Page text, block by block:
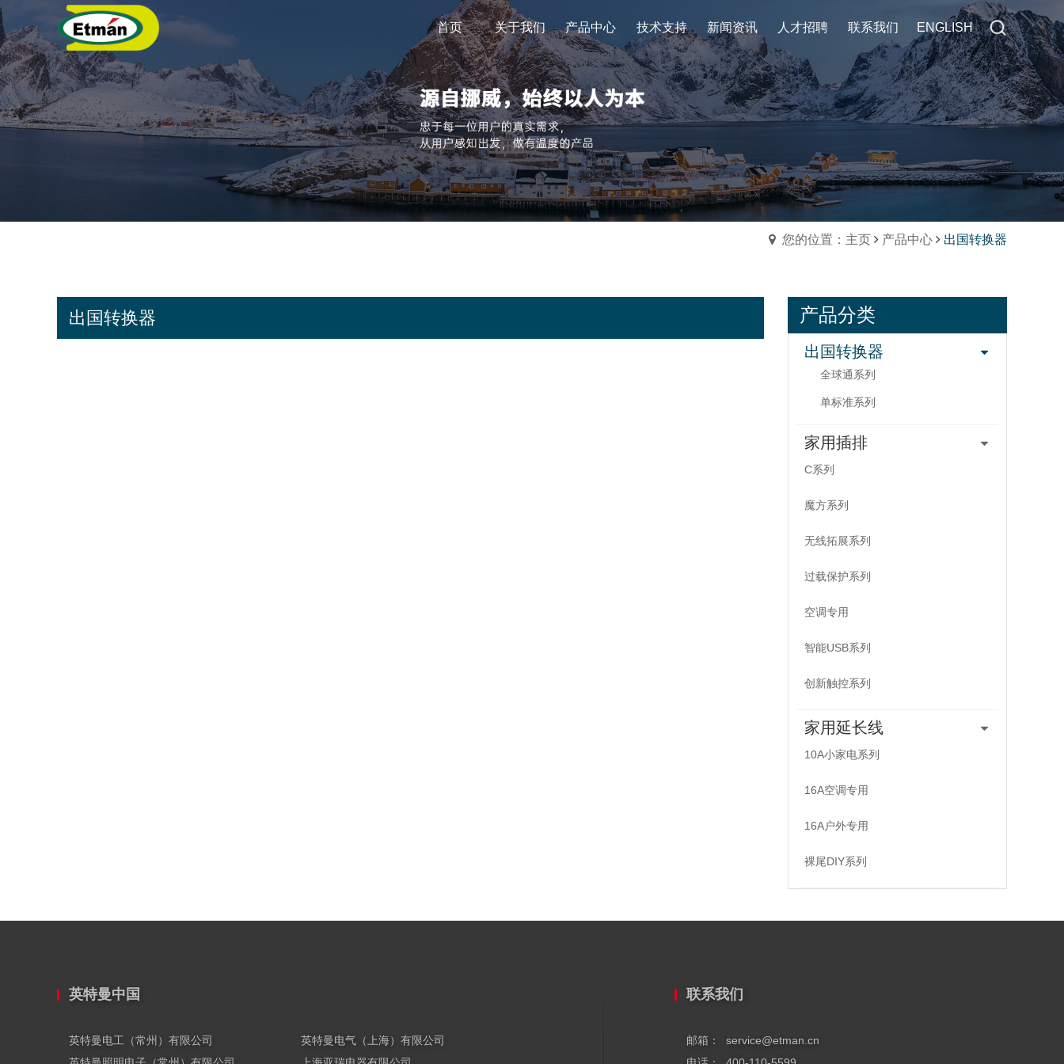
首页 关于我们 产品中心 技术支持 新闻资讯 人才招聘 联系我们 ENGLISH
首页 关于我们 产品中心 技术支持 新闻资讯 人才招聘 联系我们 ENGLISH
您的位置：主页 产品中心 出国转换器
产品分类
出国转换器
全球通系列
单标准系列
家用插排
C系列
魔方系列
无线拓展系列
过载保护系列
空调专用
智能USB系列
创新触控系列
家用延长线
10A小家电系列
16A空调专用
16A户外专用
裸尾DIY系列
出国转换器
英特曼中国
英特曼电工（常州）有限公司
英特曼电气（上海）有限公司
联系我们
邮箱：
service@etman.cn